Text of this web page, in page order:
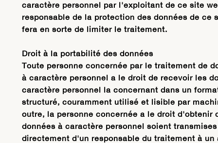
caractère personnel par l'exploitant de ce site
responsable de la protection des données de ce
fera en sorte de limiter le traitement.
Droit à la portabilité des données
Toute personne concernée par le traitement de
à caractère personnel a le droit de recevoir les
caractère personnel la concernant dans un
structuré, couramment utilisé et lisible par
outre, la personne concernée a le droit d'obtenir
données à caractère personnel soient transmises
directement d'un responsable du traitement à un